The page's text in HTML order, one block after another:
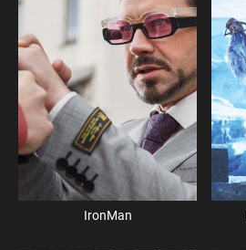
IronMan